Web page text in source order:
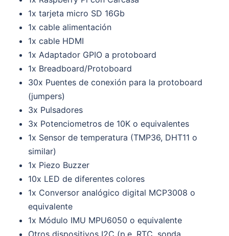
1x tarjeta micro SD 16Gb
1x cable alimentación
1x cable HDMI
1x Adaptador GPIO a protoboard
1x Breadboard/Protoboard
30x Puentes de conexión para la protoboard
(jumpers)
3x Pulsadores
3x Potenciometros de 10K o equivalentes
1x Sensor de temperatura (TMP36, DHT11 o
similar)
1x Piezo Buzzer
10x LED de diferentes colores
1x Conversor analógico digital MCP3008 o
equivalente
1x Módulo IMU MPU6050 o equivalente
Otros dispositivos I2C (p.e. RTC, sonda